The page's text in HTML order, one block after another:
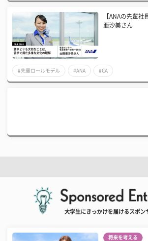
【ANAの先輩社
亜沙美さん
#先輩ロールモデル #ANA #CA
大学生にきっかけを届けるスポン
将来を考える